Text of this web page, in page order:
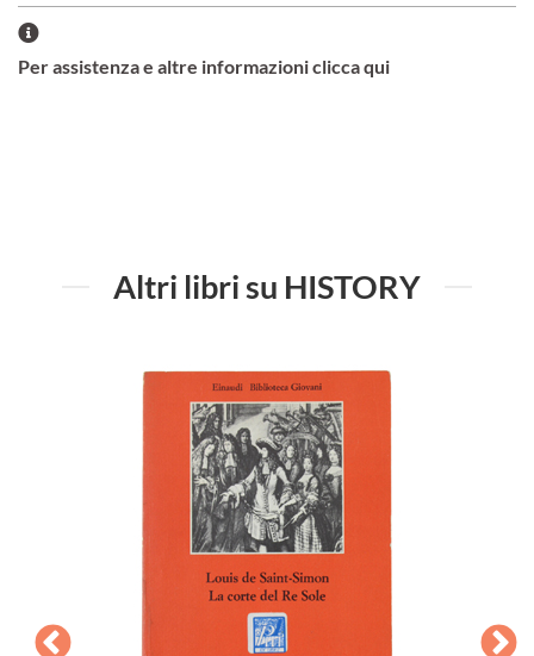
Per assistenza e altre informazioni clicca qui
Altri libri su HISTORY